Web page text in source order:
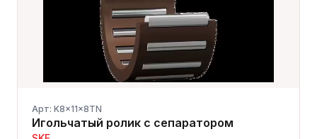
Арт: K8x11x8TN
Игольчатый ролик с сепаратором